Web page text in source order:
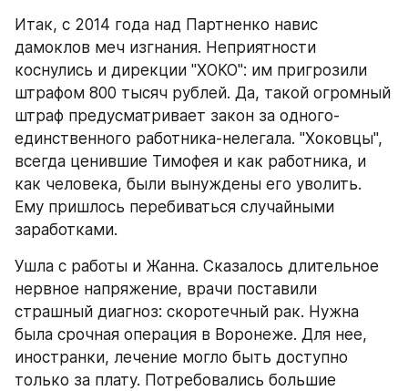
Итак, с 2014 года над Партненко навис
дамоклов меч изгнания. Неприятности
коснулись и дирекции "ХОКО": им пригрозили
штрафом 800 тысяч рублей. Да, такой огромный
штраф предусматривает закон за одного-
единственного работника-нелегала. "Хоковцы",
всегда ценившие Тимофея и как работника, и
как человека, были вынуждены его уволить.
Ему пришлось перебиваться случайными
заработками.
Ушла с работы и Жанна. Сказалось длительное
нервное напряжение, врачи поставили
страшный диагноз: скоротечный рак. Нужна
была срочная операция в Воронеже. Для нее,
иностранки, лечение могло быть доступно
только за плату. Потребовались большие